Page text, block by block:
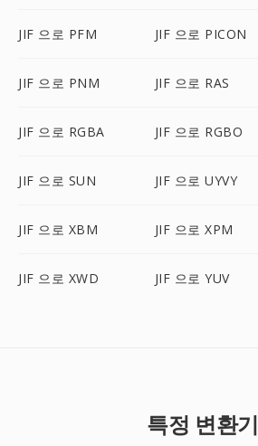
JIF 으로 PFM JIF 으로 PICON
JIF 으로 PNM JIF 으로 RAS
JIF 으로 RGBA JIF 으로 RGBO
JIF 으로 SUN JIF 으로 UYVY
JIF 으로 XBM JIF 으로 XPM
JIF 으로 XWD JIF 으로 YUV
특정 변환기